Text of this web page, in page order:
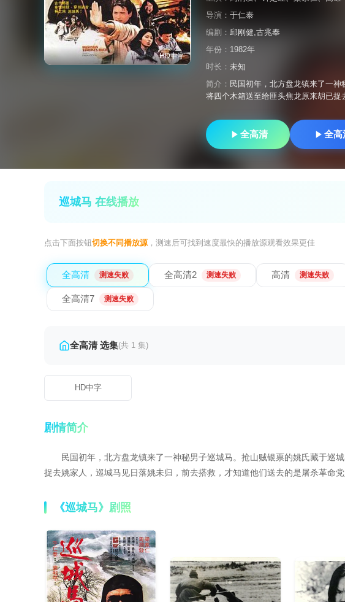
HD中字
导演： 于仁泰
编剧： 邱刚健,古兆奉
年份： 1982年
时长： 未知
简介： 民国初年，北方盘龙镇来了一
将四个木箱送至给匪头焦龙原来胡已捉
全高清 全高
巡城马 在线播放
点击下面按钮切换不同播放源，测速后可找到速度最快的播放源观看效果更佳
全高清 测速失败 全高清2 测速失败 高清 测速失败
全高清7 测速失败
全高清 选集(共 1 集)
HD中字
剧情简介
民国初年，北方盘龙镇来了一神秘男子巡城马。抢山贼银票的姚氏藏于巡
捉去姚家人，巡城马见日落姚未归，前去搭救，才知道他们送去的是屠杀革命
《巡城马》剧照